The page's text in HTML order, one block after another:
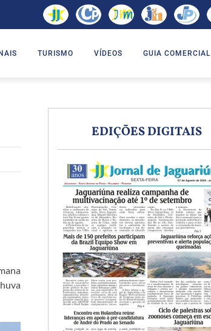
TURISMO VÍDEOS GUIA COMERCIAL
EDIÇÕES DIGITAIS